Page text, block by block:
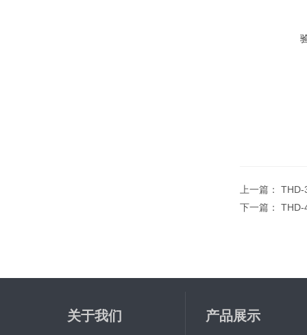
上一篇： THD-
下一篇： THD-
关于我们 产品展示